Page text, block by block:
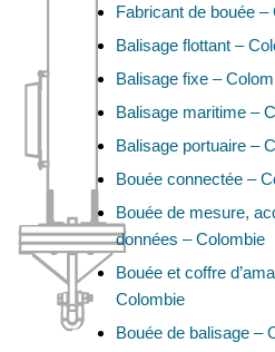
Fabricant de bouée –
Balisage flottant –
Balisage fixe –
Balisage maritime –
Balisage portuaire –
Bouée connectée –
Bouée de mesure,
données – Colombie
Bouée et coffre
Colombie
Bouée de balisage –